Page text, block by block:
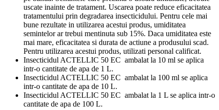
uscate inainte de tratament. Uscarea poate reduce eficacitatea
tratamentului prin degradarea insecticidului. Pentru cele mai
bune rezultate in utilizarea acestui produs, umiditatea
semintelor ar trebui mentinuta sub 15%. Daca umiditatea este
mai mare, eficacitatea si durata de actiune a produsului scad.
Pentru utilizarea acestui produs, utilizati personal calificat.
Insecticidul ACTELLIC 50 EC ambalat la 10 ml se aplica
intr-o cantitate de apa de 1 L.
Insecticidul ACTELLIC 50 EC ambalat la 100 ml se aplica
intr-o cantitate de apa de 10 L.
Insecticidul ACTELLIC 50 EC ambalat la 1 L se aplica intr-o
cantitate de apa de 100 L.